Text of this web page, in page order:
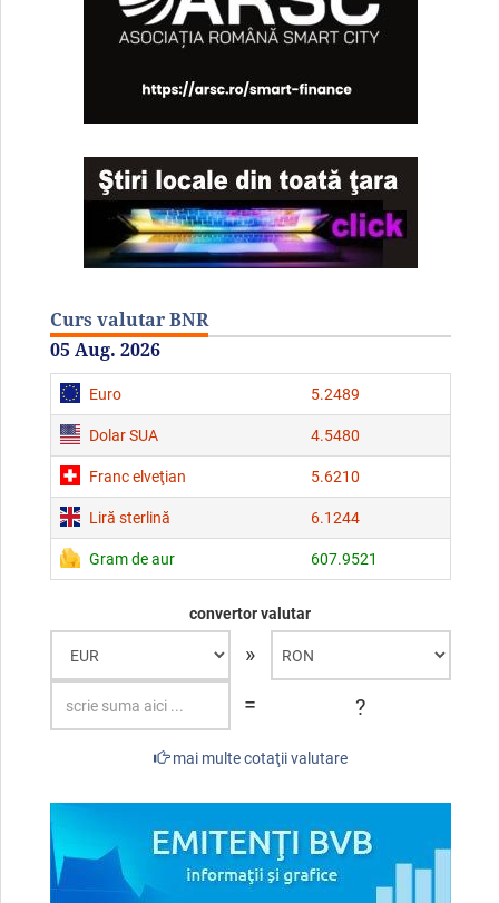
Curs valutar BNR
05 Aug. 2026
Euro 5.2489
Dolar SUA 4.5480
Franc elveţian 5.6210
Liră sterlină 6.1244
Gram de aur 607.9521
convertor valutar
»
=
?
mai multe cotaţii valutare